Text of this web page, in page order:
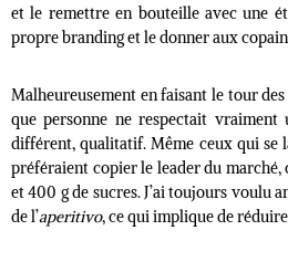
et le remettre en bouteille avec une
propre branding et le donner aux
Malheureusement en faisant le tour
que personne ne respectait vraiment
différent, qualitatif. Même ceux qui se
préféraient copier le leader du marché,
et 400 g de sucres. J’ai toujours voulu
de l’aperitivo, ce qui implique de